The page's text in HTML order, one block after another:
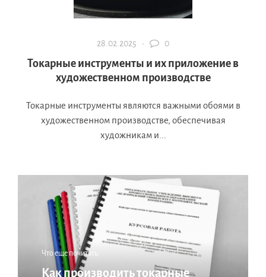
28.02.2025 · 0
Токарные инструменты и их приложение в
художественном производстве
Токарные инструменты являются важными обоями в
художественном производстве, обеспечивая
художникам и...
Что еще почитать:
Как производить токарные